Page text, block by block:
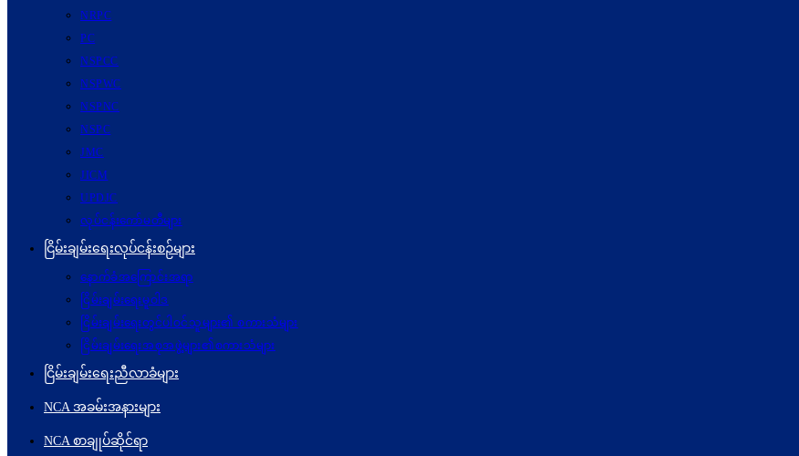
NRPC
PC
NSPCC
NSPWC
NSPNC
NSPC
JMC
JICM
UPDJC
လုပ်ငန်းကော်မတီများ
ငြိမ်းချမ်းရေးလုပ်ငန်းစဉ်များ
နောက်ခံအကြောင်းအရာ
ငြိမ်းချမ်းရေးမူဝါဒ
ငြိမ်းချမ်းရေးတွင်ပါဝင်သူများ၏ စကားသံများ
ငြိမ်းချမ်းရေးအစုအဖွဲ့များ၏စကားသံများ
ငြိမ်းချမ်းရေးညီလာခံများ
NCA အခမ်းအနားများ
NCA စာချုပ်ဆိုင်ရာ